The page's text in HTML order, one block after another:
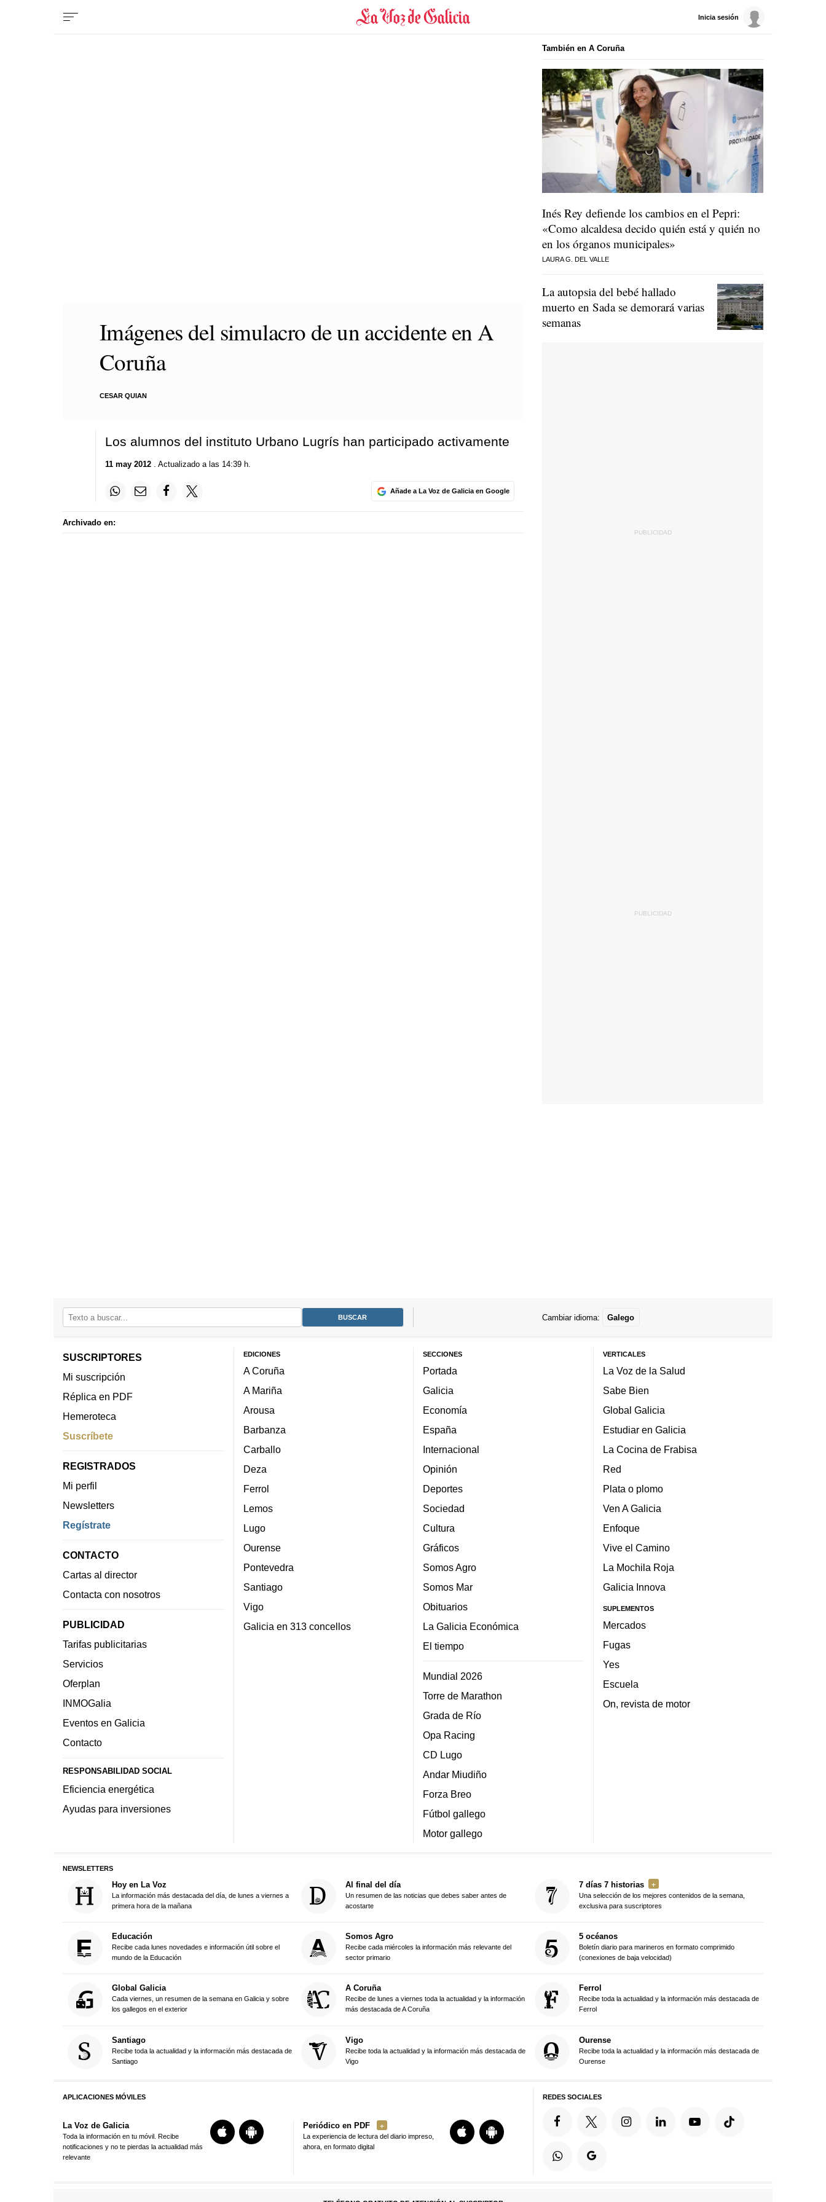
Inicia sesión
Imágenes del simulacro de un accidente en A
Coruña
CESAR QUIAN
Los alumnos del instituto Urbano Lugrís han participado activamente
11 may 2012. Actualizado a las 14:39 h.
Añade a La Voz de Galicia en Google
Archivado en:
También en A Coruña
Inés Rey defiende los cambios en el Pepri:
«Como alcaldesa decido quién está y quién no
en los órganos municipales»
LAURA G. DEL VALLE
La autopsia del bebé hallado
muerto en Sada se demorará varias
semanas
Cambiar idioma: Galego
SUSCRIPTORES
Mi suscripción
Réplica en PDF
Hemeroteca
Suscríbete
REGISTRADOS
Mi perfil
Newsletters
Regístrate
CONTACTO
Cartas al director
Contacta con nosotros
PUBLICIDAD
Tarifas publicitarias
Servicios
Oferplan
INMOGalia
Eventos en Galicia
Contacto
RESPONSABILIDAD SOCIAL
Eficiencia energética
Ayudas para inversiones
EDICIONES
A Coruña
A Mariña
Arousa
Barbanza
Carballo
Deza
Ferrol
Lemos
Lugo
Ourense
Pontevedra
Santiago
Vigo
Galicia en 313 concellos
SECCIONES
Portada
Galicia
Economía
España
Internacional
Opinión
Deportes
Sociedad
Cultura
Gráficos
Somos Agro
Somos Mar
Obituarios
La Galicia Económica
El tiempo
Mundial 2026
Torre de Marathon
Grada de Río
Opa Racing
CD Lugo
Andar Miudiño
Forza Breo
Fútbol gallego
Motor gallego
VERTICALES
La Voz de la Salud
Sabe Bien
Global Galicia
Estudiar en Galicia
La Cocina de Frabisa
Red
Plata o plomo
Ven A Galicia
Enfoque
Vive el Camino
La Mochila Roja
Galicia Innova
SUPLEMENTOS
Mercados
Fugas
Yes
Escuela
On, revista de motor
NEWSLETTERS
Hoy en La Voz
La información más destacada del día, de lunes a viernes a
primera hora de la mañana
Al final del día
Un resumen de las noticias que debes saber antes de
acostarte
7 días 7 historias
Una selección de los mejores contenidos de la semana,
exclusiva para suscriptores
Educación
Recibe cada lunes novedades e información útil sobre el
mundo de la Educación
Somos Agro
Recibe cada miércoles la información más relevante del
sector primario
5 océanos
Boletín diario para marineros en formato comprimido
(conexiones de baja velocidad)
Global Galicia
Cada viernes, un resumen de la semana en Galicia y sobre
los gallegos en el exterior
A Coruña
Recibe de lunes a viernes toda la actualidad y la información
más destacada de A Coruña
Ferrol
Recibe toda la actualidad y la información más destacada de
Ferrol
Santiago
Recibe toda la actualidad y la información más destacada de
Santiago
Vigo
Recibe toda la actualidad y la información más destacada de
Vigo
Ourense
Recibe toda la actualidad y la información más destacada de
Ourense
APLICACIONES MÓVILES
La Voz de Galicia
Toda la información en tu móvil. Recibe
notificaciones y no te pierdas la actualidad más
relevante
Periódico en PDF
La experiencia de lectura del diario impreso,
ahora, en formato digital
REDES SOCIALES